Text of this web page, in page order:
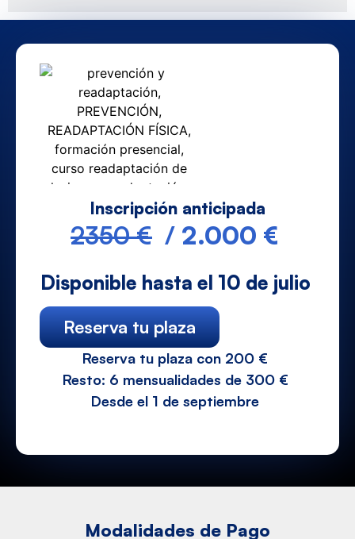
Inscripción anticipada
2350 € / 2.000 €
Disponible hasta el 10 de julio
Reserva tu plaza
Reserva tu plaza con 200 €
Resto: 6 mensualidades de 300 €
Desde el 1 de septiembre
Modalidades de Pago